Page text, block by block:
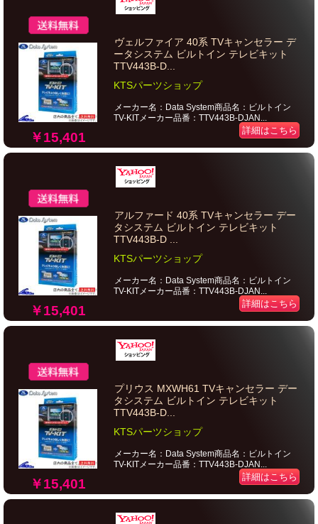
￥15,401
ヴェルファイア 40系 TVキャンセラー デ
ータシステム ビルトイン テレビキット
TTV443B-D...
KTSパーツショップ
メーカー名：Data System商品名：ビルトイン
TV-KITメーカー品番：TTV443B-DJAN...
詳細はこちら
￥15,401
アルファード 40系 TVキャンセラー デー
タシステム ビルトイン テレビキット
TTV443B-D ...
KTSパーツショップ
メーカー名：Data System商品名：ビルトイン
TV-KITメーカー品番：TTV443B-DJAN...
詳細はこちら
￥15,401
プリウス MXWH61 TVキャンセラー デー
タシステム ビルトイン テレビキット
TTV443B-D...
KTSパーツショップ
メーカー名：Data System商品名：ビルトイン
TV-KITメーカー品番：TTV443B-DJAN...
詳細はこちら